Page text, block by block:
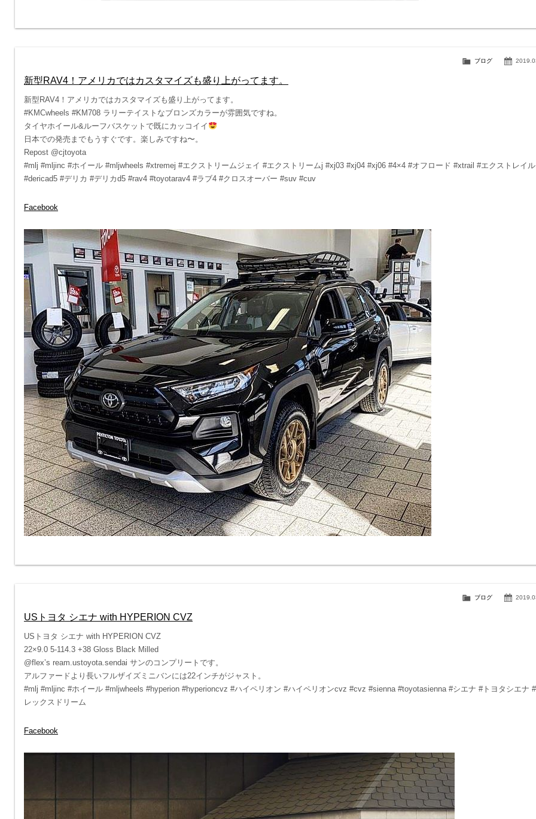
ブログ
新型RAV4！アメリカではカスタマイズも盛り上がってます。
新型RAV4！アメリカではカスタマイズも盛り上がってます。
#KMCwheels #KM708 ラリーテイストなブロンズカラーが雰囲気ですね。
タイヤホイール&ルーフバスケットで既にカッコイイ
日本での発売までもうすぐです。楽しみですね〜。
Repost @cjtoyota
#mlj #mljinc #ホイール #mljwheels #xtremej #エクストリームジェイ #エクストリームj #xj03 #xj04 #xj06 #4×4 #オフロード #xtrail #エクストレイル
#dericad5 #デリカ #デリカd5 #rav4 #toyotarav4 #ラブ4 #クロスオーバー #suv #cuv
Facebook
ブログ
USトヨタ シエナ with HYPERION CVZ
USトヨタ シエナ with HYPERION CVZ
22×9.0 5-114.3 +38 Gloss Black Milled
@flex’s ream.ustoyota.sendai サンのコンプリートです。
アルファードより長いフルザイズミニバンには22インチがジャスト。
#mlj #mljinc #ホイール #mljwheels #hyperion #hyperioncvz #ハイペリオン #ハイペリオンcvz #cvz #sienna #toyotasienna #シエナ #トヨタシエナ
レックスドリーム
Facebook